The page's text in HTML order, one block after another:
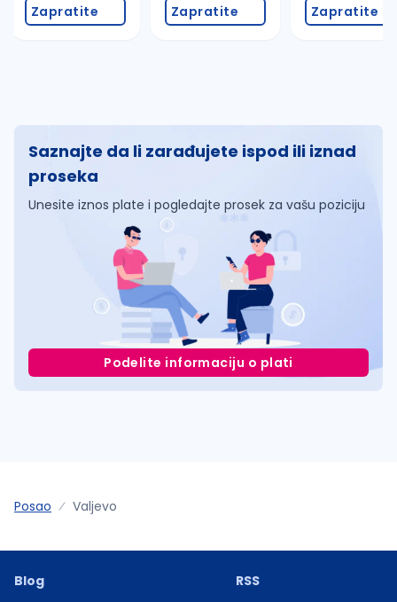
Zapratite Zapratite Zapratite
Saznajte da li zarađujete ispod ili iznad
proseka
Unesite iznos plate i pogledajte prosek za vašu poziciju
Podelite informaciju o plati
Posao Valjevo
Blog
RSS